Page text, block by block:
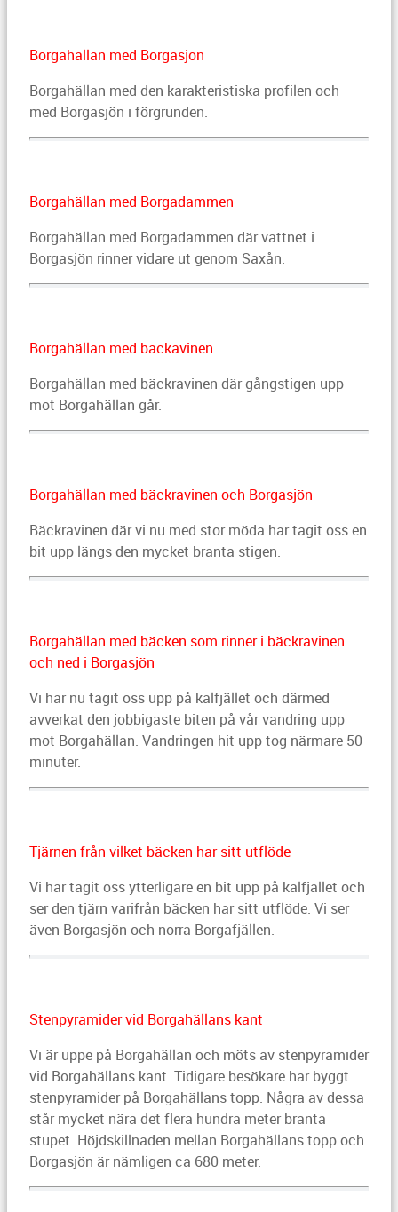
Borgahällan med Borgasjön
Borgahällan med den karakteristiska profilen och
med Borgasjön i förgrunden.
Borgahällan med Borgadammen
Borgahällan med Borgadammen där vattnet i
Borgasjön rinner vidare ut genom Saxån.
Borgahällan med backavinen
Borgahällan med bäckravinen där gångstigen upp
mot Borgahällan går.
Borgahällan med bäckravinen och Borgasjön
Bäckravinen där vi nu med stor möda har tagit oss en
bit upp längs den mycket branta stigen.
Borgahällan med bäcken som rinner i bäckravinen
och ned i Borgasjön
Vi har nu tagit oss upp på kalfjället och därmed
avverkat den jobbigaste biten på vår vandring upp
mot Borgahällan. Vandringen hit upp tog närmare 50
minuter.
Tjärnen från vilket bäcken har sitt utflöde
Vi har tagit oss ytterligare en bit upp på kalfjället och
ser den tjärn varifrån bäcken har sitt utflöde. Vi ser
även Borgasjön och norra Borgafjällen.
Stenpyramider vid Borgahällans kant
Vi är uppe på Borgahällan och möts av stenpyramider
vid Borgahällans kant. Tidigare besökare har byggt
stenpyramider på Borgahällans topp. Några av dessa
står mycket nära det flera hundra meter branta
stupet. Höjdskillnaden mellan Borgahällans topp och
Borgasjön är nämligen ca 680 meter.